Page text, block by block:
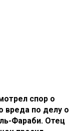
спор о
вреда по делу о
Фараби. Отец